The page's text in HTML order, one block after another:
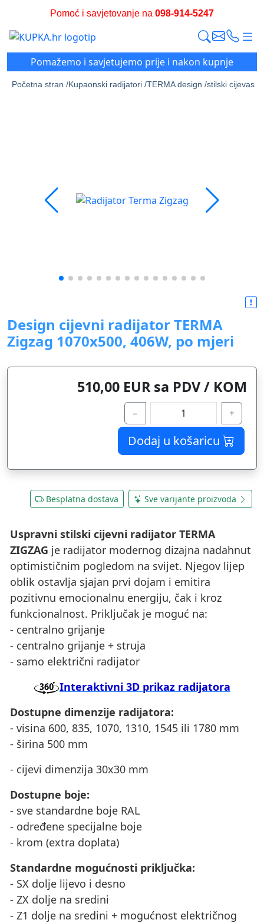
Pomoć i savjetovanje na 098-914-5247
Pomažemo i savjetujemo prije i nakon kupnje
Početna stran /Kupaonski radijatori /TERMA design /stilski cijevasti,
Design cijevni radijator TERMA
Zigzag 1070x500, 406W, po mjeri
510,00 EUR sa PDV / KOM
− +
Dodaj u košaricu
Besplatna dostava Sve varijante proizvoda
Uspravni stilski cijevni radijator TERMA
ZIGZAG je radijator modernog dizajna nadahnut
optimističnim pogledom na svijet. Njegov lijep
oblik ostavlja sjajan prvi dojam i emitira
pozitivnu emocionalnu energiju, čak i kroz
funkcionalnost. Priključak je moguć na:
- centralno grijanje
- centralno grijanje + struja
- samo električni radijator
Interaktivni 3D prikaz radijatora
Dostupne dimenzije radijatora:
- visina 600, 835, 1070, 1310, 1545 ili 1780 mm
- širina 500 mm
- cijevi dimenzija 30x30 mm
Dostupne boje:
- sve standardne boje RAL
- određene specijalne boje
- krom (extra doplata)
Standardne mogućnosti priključka:
- SX dolje lijevo i desno
- ZX dolje na sredini
- Z1 dolje na sredini + mogućnost električnog